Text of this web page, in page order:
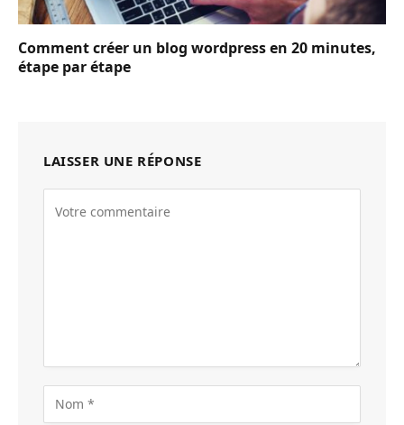
Comment créer un blog wordpress en 20 minutes,
étape par étape
LAISSER UNE RÉPONSE